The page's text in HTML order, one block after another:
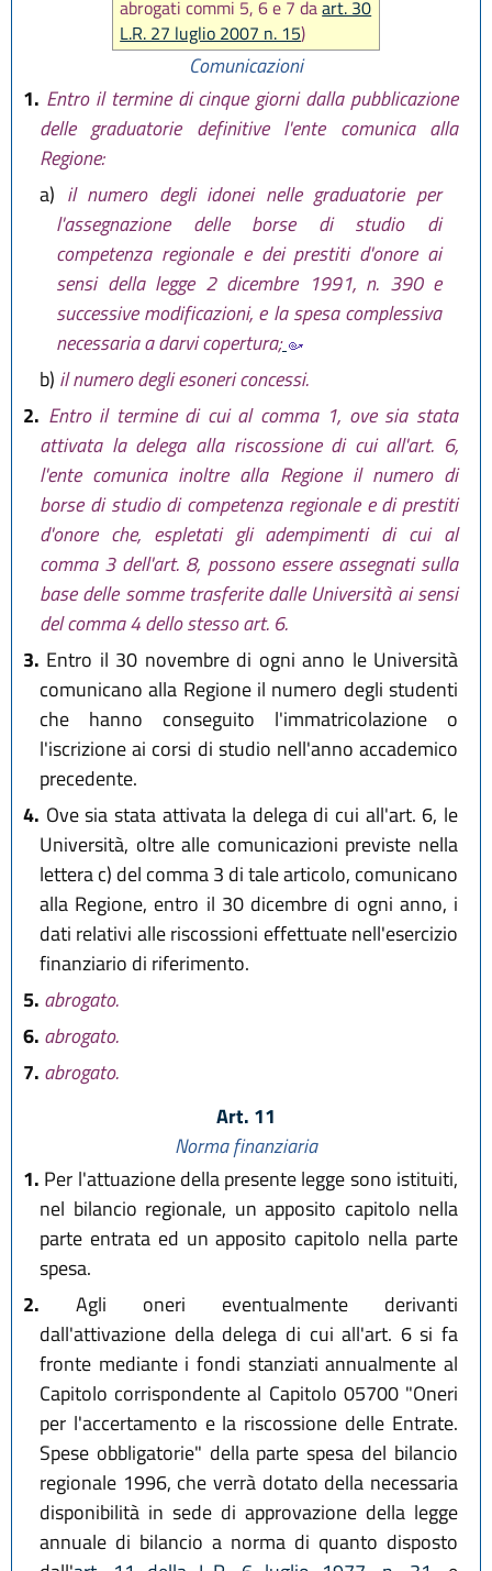
abrogati commi 5, 6 e 7 daart. 30
L.R. 27 luglio 2007 n. 15)
Comunicazioni
1. Entro il termine di cinque giorni dalla pubblicazione
delle graduatorie definitive l'ente comunica alla
Regione:
a) il numero degli idonei nelle graduatorie per
l'assegnazione delle borse di studio di
competenza regionale e dei prestiti d'onore ai
sensi della legge 2 dicembre 1991, n. 390 e
successive modificazioni, e la spesa complessiva
necessaria a darvi copertura;
b) il numero degli esoneri concessi.
2. Entro il termine di cui al comma 1, ove sia stata
attivata la delega alla riscossione di cui all'art. 6,
l'ente comunica inoltre alla Regione il numero di
borse di studio di competenza regionale e di prestiti
d'onore che, espletati gli adempimenti di cui al
comma 3 dell'art. 8, possono essere assegnati sulla
base delle somme trasferite dalle Università ai sensi
del comma 4 dello stesso art. 6.
3. Entro il 30 novembre di ogni anno le Università
comunicano alla Regione il numero degli studenti
che hanno conseguito l'immatricolazione o
l'iscrizione ai corsi di studio nell'anno accademico
precedente.
4. Ove sia stata attivata la delega di cui all'art. 6, le
Università, oltre alle comunicazioni previste nella
lettera c) del comma 3 di tale articolo, comunicano
alla Regione, entro il 30 dicembre di ogni anno, i
dati relativi alle riscossioni effettuate nell'esercizio
finanziario di riferimento.
5. abrogato.
6. abrogato.
7. abrogato.
Art. 11
Norma finanziaria
1. Per l'attuazione della presente legge sono istituiti,
nel bilancio regionale, un apposito capitolo nella
parte entrata ed un apposito capitolo nella parte
spesa.
2. Agli oneri eventualmente derivanti
dall'attivazione della delega di cui all'art. 6 si fa
fronte mediante i fondi stanziati annualmente al
Capitolo corrispondente al Capitolo 05700 "Oneri
per l'accertamento e la riscossione delle Entrate.
Spese obbligatorie" della parte spesa del bilancio
regionale 1996, che verrà dotato della necessaria
disponibilità in sede di approvazione della legge
annuale di bilancio a norma di quanto disposto